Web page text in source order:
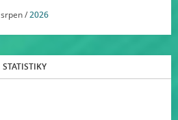
srpen /2026
STATISTIKY